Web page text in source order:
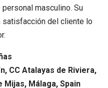
masculino. Su
satisfacción del cliente lo
CC Atalayas de Riviera,
Mijas, Málaga, Spain